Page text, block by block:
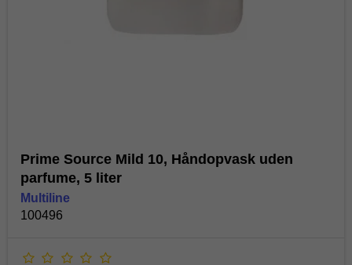
Prime Source Mild 10, Håndopvask uden
parfume, 5 liter
Multiline
100496